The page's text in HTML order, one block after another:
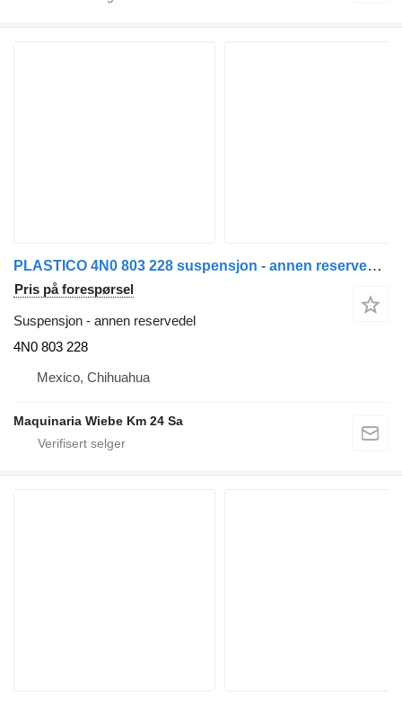
PLASTICO 4N0 803 228 suspensjon - annen reservedel for Audi A8 bil
Pris på forespørsel
Suspensjon - annen reservedel
4N0 803 228
Mexico, Chihuahua
Maquinaria Wiebe Km 24 Sa